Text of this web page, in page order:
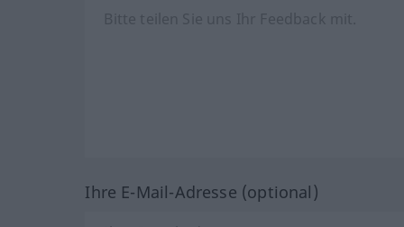
Ihre E-Mail-Adresse (optional)